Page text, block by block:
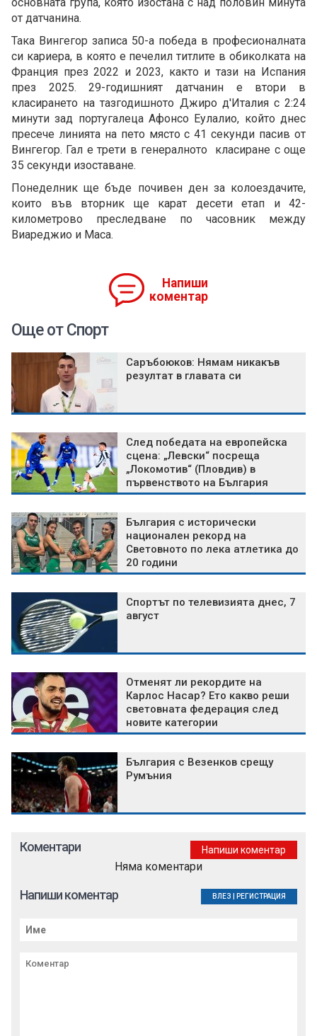
от датчанина.
Така Вингегор записа 50-а победа в професионалната
си кариера, в която е печелил титлите в обиколката на
Франция през 2022 и 2023, както и тази на Испания
през 2025. 29-годишният датчанин е втори в
класирането на тазгодишното Джиро д'Италия с 2:24
минути зад португалеца Афонсо Еулалио, който днес
пресече линията на пето място с 41 секунди пасив от
Вингегор. Гал е трети в генералното класиране с още
35 секунди изоставане.
Понеделник ще бъде почивен ден за колоездачите,
които във вторник ще карат десети етап и 42-
километрово преследване по часовник между
Виареджио и Маса.
Напиши
коментар
Още от Спорт
Саръбоюков: Нямам никакъв
резултат в главата си
След победата на европейска
сцена: „Левски“ посреща
„Локомотив“ (Пловдив) в
първенството на България
България с исторически
национален рекорд на
Световното по лека атлетика до
20 години
Спортът по телевизията днес, 7
август
Отменят ли рекордите на
Карлос Насар? Ето какво реши
световната федерация след
новите категории
България с Везенков срещу
Румъния
Коментари Напиши коментар
Няма коментари
Напиши коментар ВЛЕЗ РЕГИСТРАЦИЯ